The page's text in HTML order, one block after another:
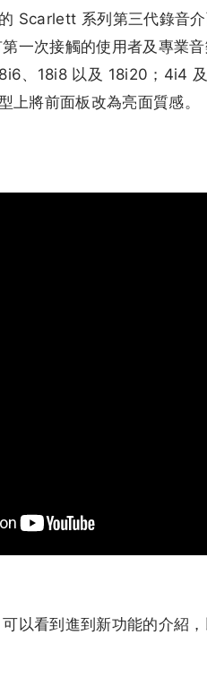
Scarlett 系列第三代錄音
一次接觸的使用者及專業
、18i8 以及 18i20；4i4
將前面板改為亮面質感。
以看到進到新功能的介紹